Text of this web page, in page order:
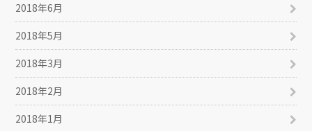
2018年6月
2018年5月
2018年3月
2018年2月
2018年1月